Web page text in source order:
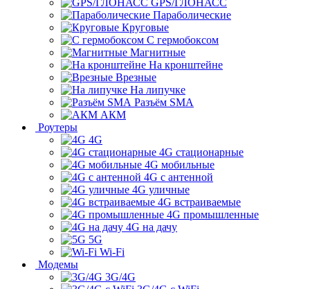
Параболические
Круговые
С гермобоксом
Магнитные
На кронштейне
Врезные
На липучке
Разъём SMA
АКМ
Роутеры
4G
4G стационарные
4G мобильные
4G с антенной
4G уличные
4G встраиваемые
4G промышленные
4G на дачу
5G
Wi-Fi
Модемы
3G/4G